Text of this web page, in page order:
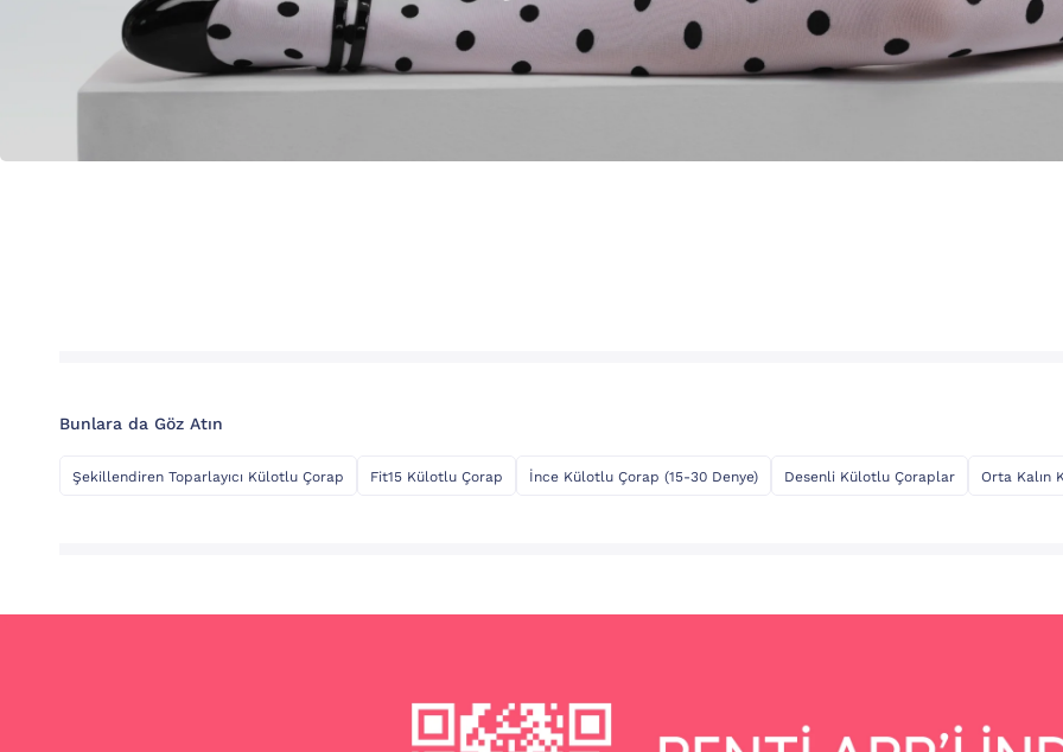
Bunlara da Göz Atın
Şekillendiren Toparlayıcı Külotlu Çorap Fit15 Külotlu Çorap İnce Külotlu Çorap (15-30 Denye) Desenli Külotlu Çoraplar Orta Kalın